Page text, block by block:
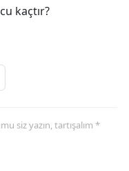
kaçtır?
siz yazın, tartışalım *